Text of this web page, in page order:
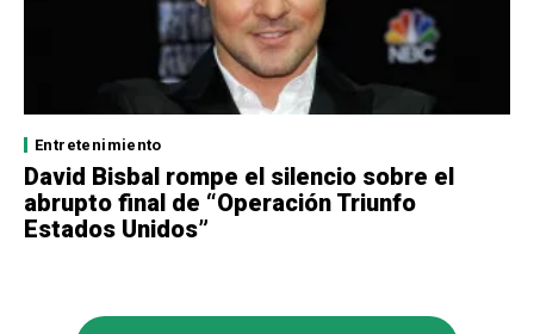
Entretenimiento
David Bisbal rompe el silencio sobre el
abrupto final de “Operación Triunfo
Estados Unidos”